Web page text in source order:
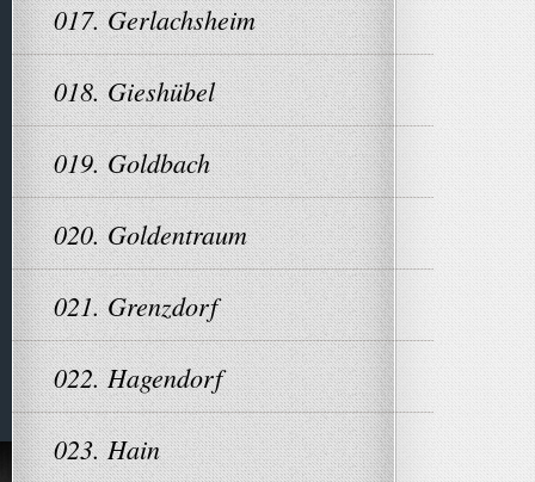
017. Gerlachsheim
018. Gieshübel
019. Goldbach
020. Goldentraum
021. Grenzdorf
022. Hagendorf
023. Hain